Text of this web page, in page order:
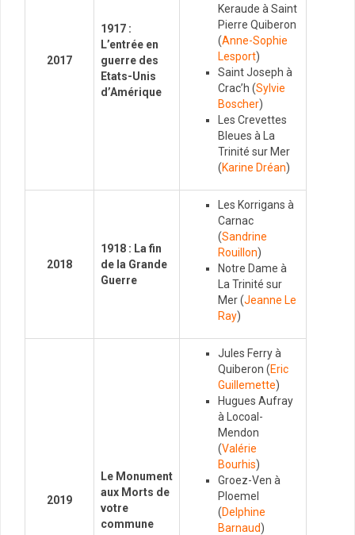
2017
1917 :
L’entrée en
guerre des
Etats-Unis
d’Amérique
Keraude à Saint
Pierre Quiberon
(Anne-Sophie
Lesport)
Saint Joseph à
Crac’h (Sylvie
Boscher)
Les Crevettes
Bleues à La
Trinité sur Mer
(Karine Dréan)
2018
1918 : La fin
de la Grande
Guerre
Les Korrigans à
Carnac
(Sandrine
Rouillon)
Notre Dame à
La Trinité sur
Mer (Jeanne Le
Ray)
2019
Le Monument
aux Morts de
votre
commune
Jules Ferry à
Quiberon (Eric
Guillemette)
Hugues Aufray
à Locoal-
Mendon
(Valérie
Bourhis)
Groez-Ven à
Ploemel
(Delphine
Barnaud)